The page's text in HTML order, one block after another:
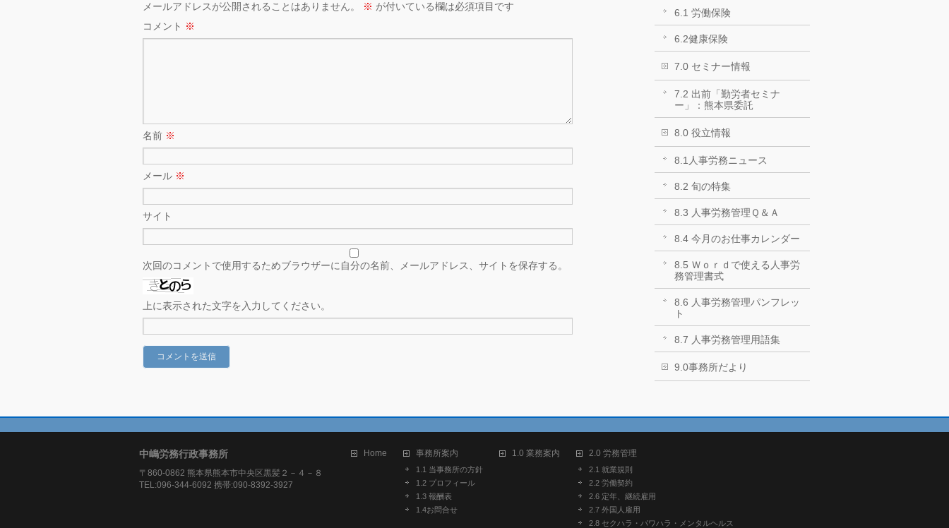
メールアドレスが公開されることはありません。 ※ が付いている欄は必須項目です
コメント ※
名前 ※
メール ※
サイト
次回のコメントで使用するためブラウザーに自分の名前、メールアドレス、サイトを保存する。
上に表示された文字を入力してください。
6.1 労働保険
6.2健康保険
7.0 セミナー情報
7.2 出前「勤労者セミナ
ー」：熊本県委託
8.0 役立情報
8.1人事労務ニュース
8.2 旬の特集
8.3 人事労務管理Ｑ＆Ａ
8.4 今月のお仕事カレンダー
8.5 Ｗｏｒｄで使える人事労
務管理書式
8.6 人事労務管理パンフレッ
ト
8.7 人事労務管理用語集
9.0事務所だより
中嶋労務行政事務所
〒860-0862 熊本県熊本市中央区黒髪２－４－８
TEL:096-344-6092 携帯:090-8392-3927
Home 事務所案内
1.1 当事務所の方針
1.2 プロフィール
1.3 報酬表
1.4お問合せ
1.0 業務案内 2.0 労務管理
2.1 就業規則
2.2 労働契約
2.6 定年、継続雇用
2.7 外国人雇用
2.8 セクハラ・パワハラ・メンタルヘルス